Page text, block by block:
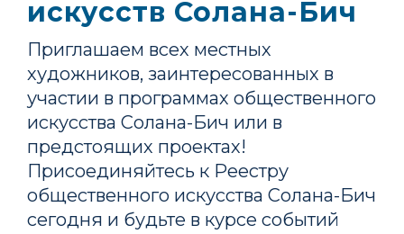
искусств Солана-Бич
Приглашаем всех местных
художников, заинтересованных в
участии в программах общественного
искусства Солана-Бич или в
предстоящих проектах!
Присоединяйтесь к Реестру
общественного искусства Солана-Бич
сегодня и будьте в курсе событий